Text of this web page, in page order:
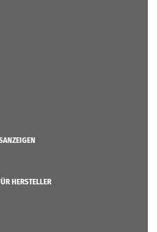
HERSTELLER